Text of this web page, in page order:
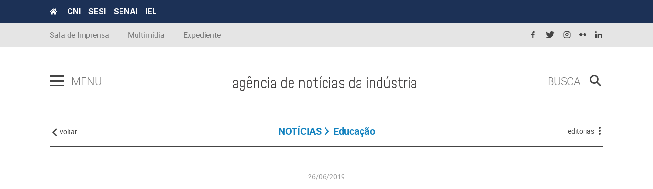
CNI SESI SENAI IEL
Sala de Imprensa Multimídia Expediente
MENU agência de notícias da indústria BUSCA
voltar NOTÍCIAS Educação editorias
26/06/2019